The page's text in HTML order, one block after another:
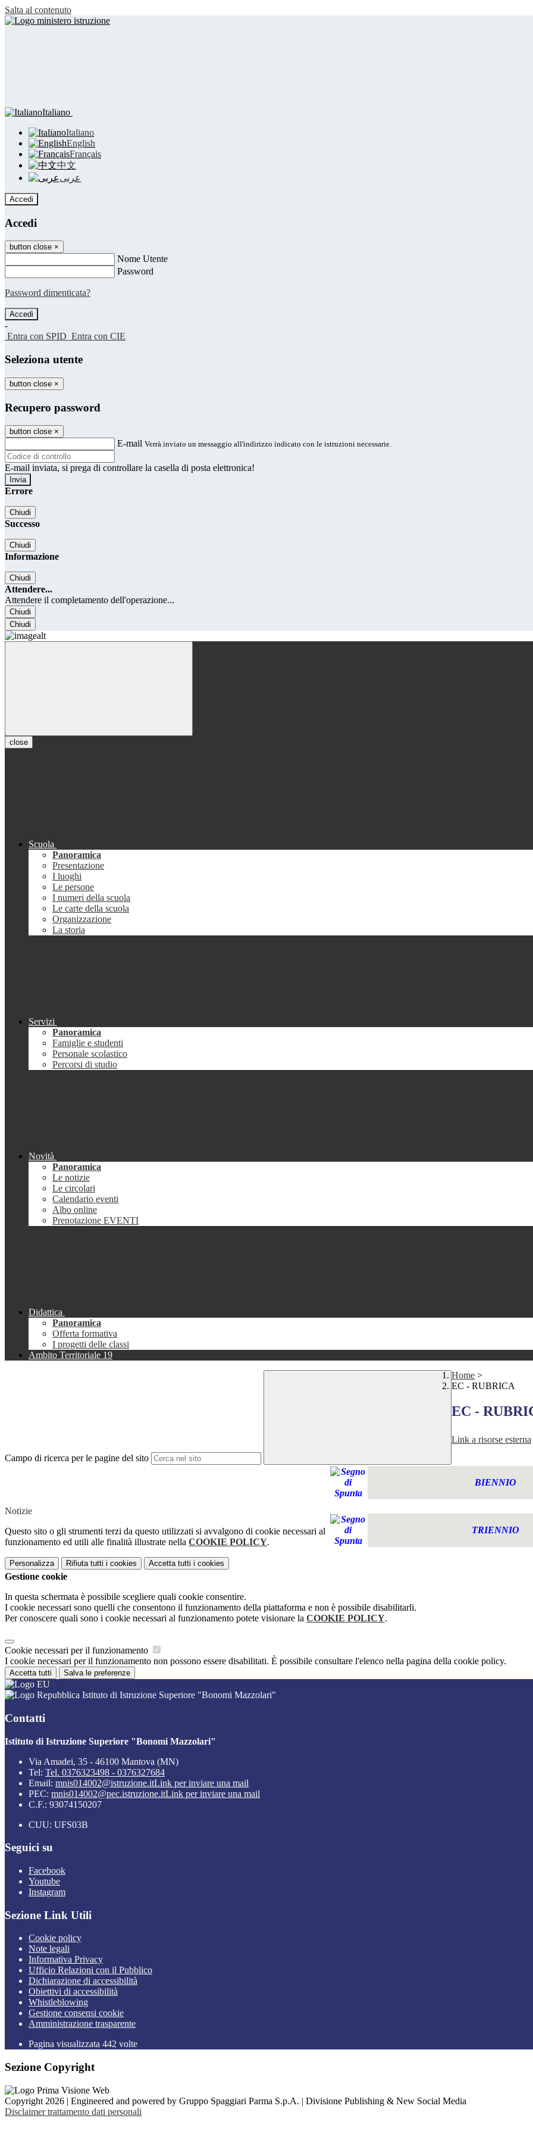
Salta al contenuto
Italiano
Italiano
English
Français
中文
عربى
Accedi
Accedi
button close ×
Nome Utente
Password
Password dimenticata?
-
Entra con SPID Entra con CIE
Seleziona utente
button close ×
Recupero password
button close ×
E-mail Verrà inviato un messaggio all'indirizzo indicato con le istruzioni necessarie.
E-mail inviata, si prega di controllare la casella di posta elettronica!
Errore
Chiudi
Successo
Chiudi
Informazione
Chiudi
Attendere...
Attendere il completamento dell'operazione...
Chiudi
Chiudi
close
Scuola
Panoramica
Presentazione
I luoghi
Le persone
I numeri della scuola
Le carte della scuola
Organizzazione
La storia
Servizi
Panoramica
Famiglie e studenti
Personale scolastico
Percorsi di studio
Novità
Panoramica
Le notizie
Le circolari
Calendario eventi
Albo online
Prenotazione EVENTI
Didattica
Panoramica
Offerta formativa
I progetti delle classi
Ambito Territoriale 19
Campo di ricerca per le pagine del sito
Home >
EC - RUBRICA
EC -
BIENNIO
TRIENNIO
Link a risorse esterna
Notizie
Questo sito o gli strumenti terzi da questo utilizzati si avvalgono di cookie necessari al
funzionamento ed utili alle finalità illustrate nella COOKIE POLICY.
Personalizza Rifiuta tutti i cookies Accetta tutti i cookies
Gestione cookie
In questa schermata è possibile scegliere quali cookie consentire.
I cookie necessari sono quelli che consentono il funzionamento della piattaforma e non è possibile disabilitarli.
Per conoscere quali sono i cookie necessari al funzionamento potete visionare la COOKIE POLICY.
Cookie necessari per il funzionamento
I cookie necessari per il funzionamento non possono essere disabilitati. È possibile consultare l'elenco nella pagina della cookie policy.
Accetta tutti Salva le preferenze
Istituto di Istruzione Superiore "Bonomi Mazzolari"
Contatti
Istituto di Istruzione Superiore "Bonomi Mazzolari"
Via Amadei, 35 - 46100 Mantova (MN)
Tel: Tel. 0376323498 - 0376327684
Email: mnis014002@istruzione.itLink per inviare una mail
PEC: mnis014002@pec.istruzione.itLink per inviare una mail
C.F.: 93074150207
CUU: UFS03B
Seguici su
Facebook
Youtube
Instagram
Sezione Link Utili
Cookie policy
Note legali
Informativa Privacy
Ufficio Relazioni con il Pubblico
Dichiarazione di accessibilità
Obiettivi di accessibilità
Whistleblowing
Gestione consensi cookie
Amministrazione trasparente
Pagina visualizzata 442 volte
Sezione Copyright
Copyright 2026 | Engineered and powered by Gruppo Spaggiari Parma S.p.A. | Divisione Publishing & New Social Media
Disclaimer trattamento dati personali